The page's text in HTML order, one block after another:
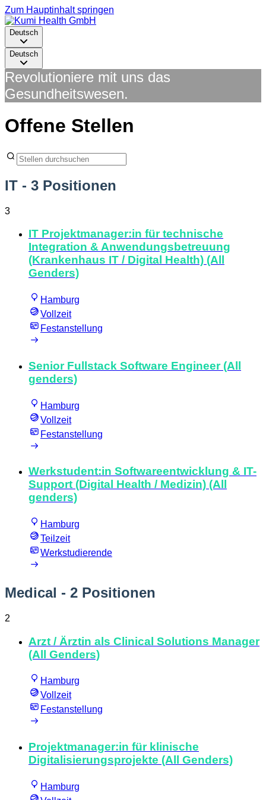
Zum Hauptinhalt springen
Deutsch
Deutsch
Revolutioniere mit uns das
Gesundheitswesen.
Offene Stellen
IT - 3 Positionen
3
IT Projektmanager:in für technische
Integration & Anwendungsbetreuung
(Krankenhaus IT / Digital Health) (All
Genders)
Hamburg
Vollzeit
Festanstellung
Senior Fullstack Software Engineer (All
genders)
Hamburg
Vollzeit
Festanstellung
Werkstudent:in Softwareentwicklung & IT-
Support (Digital Health / Medizin) (All
genders)
Hamburg
Teilzeit
Werkstudierende
Medical - 2 Positionen
2
Arzt / Ärztin als Clinical Solutions Manager
(All Genders)
Hamburg
Vollzeit
Festanstellung
Projektmanager:in für klinische
Digitalisierungsprojekte (All Genders)
Hamburg